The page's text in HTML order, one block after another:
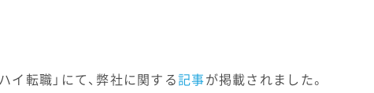
イ転職」にて、弊社に関する記事が掲載されました。